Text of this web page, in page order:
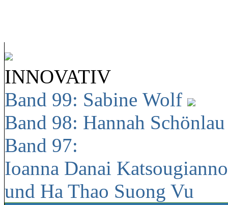
INNOVATIV
Band 99: Sabine Wolf
Band 98: Hannah
Band 97:
Ioanna Danai
und Ha Thao Suong Vu